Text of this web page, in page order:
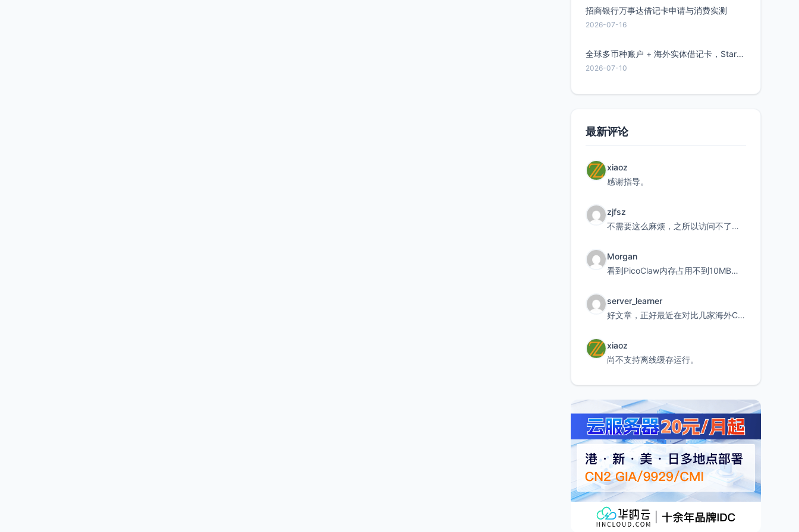
招商银行万事达借记卡申请与消费实测
2026-07-16
全球多币种账户 + 海外实体借记卡，Starryblu开户教程与注意事项
2026-07-10
最新评论
xiaoz
感谢指导。
zjfsz
不需要这么麻烦，之所以访问不了，是由于非对称路由的问题，在爱快主路由添加一条静态路由192.168.
Morgan
看到PicoClaw内存占用不到10MB这个数据真的很惊喜，确实很适合我这种想用旧设备折腾AI的小白
server_learner
好文章，正好最近在对比几家海外CDN。文中提到CF免费版不支持自定义回源端口和HOST这个痛点太真实
xiaoz
尚不支持离线缓存运行。